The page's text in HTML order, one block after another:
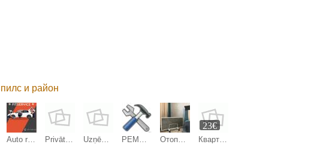
и район
Auto remonts Privātdetektīvu pakalpojumi Uzņēmumu juridiskā apkalpošana РЕМОНТ ЭЛЕКТРОТЕХНИКИ Отопление электрическое Квартира - посуточно
23€